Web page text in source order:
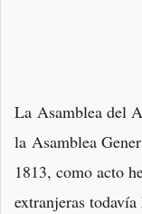
La Asamblea del
la Asamblea
1813, como acto
extranjeras